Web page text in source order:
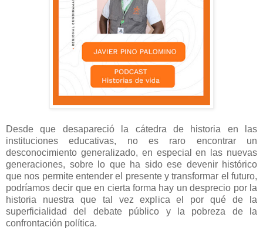
Desde que desapareció la cátedra de historia en las
instituciones educativas, no es raro encontrar un
desconocimiento generalizado, en especial en las nuevas
generaciones, sobre lo que ha sido ese devenir histórico
que nos permite entender el presente y transformar el futuro,
podríamos decir que en cierta forma hay un desprecio por la
historia nuestra que tal vez explica el por qué de la
superficialidad del debate público y la pobreza de la
confrontación política.